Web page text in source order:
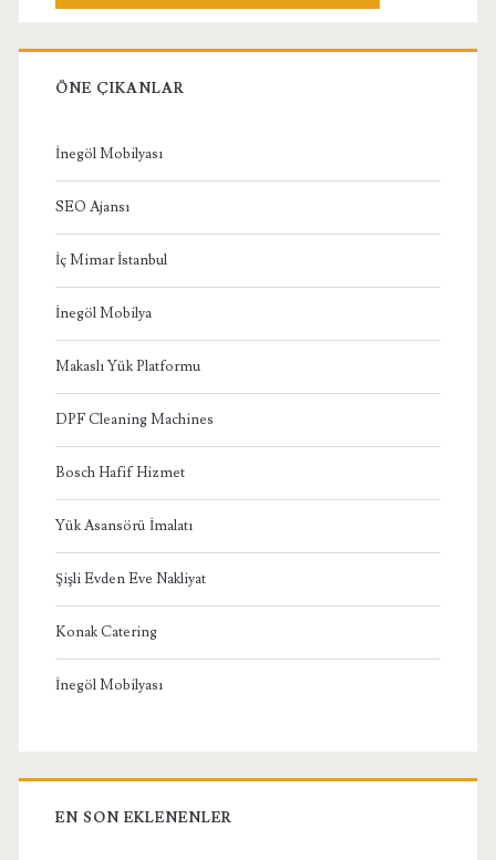
ÖNE ÇIKANLAR
İnegöl Mobilyası
SEO Ajansı
İç Mimar İstanbul
İnegöl Mobilya
Makaslı Yük Platformu
DPF Cleaning Machines
Bosch Hafif Hizmet
Yük Asansörü İmalatı
Şişli Evden Eve Nakliyat
Konak Catering
İnegöl Mobilyası
EN SON EKLENENLER